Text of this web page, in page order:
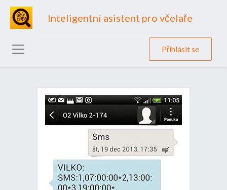
Inteligentní asistent pro včelaře
Přihlásit se